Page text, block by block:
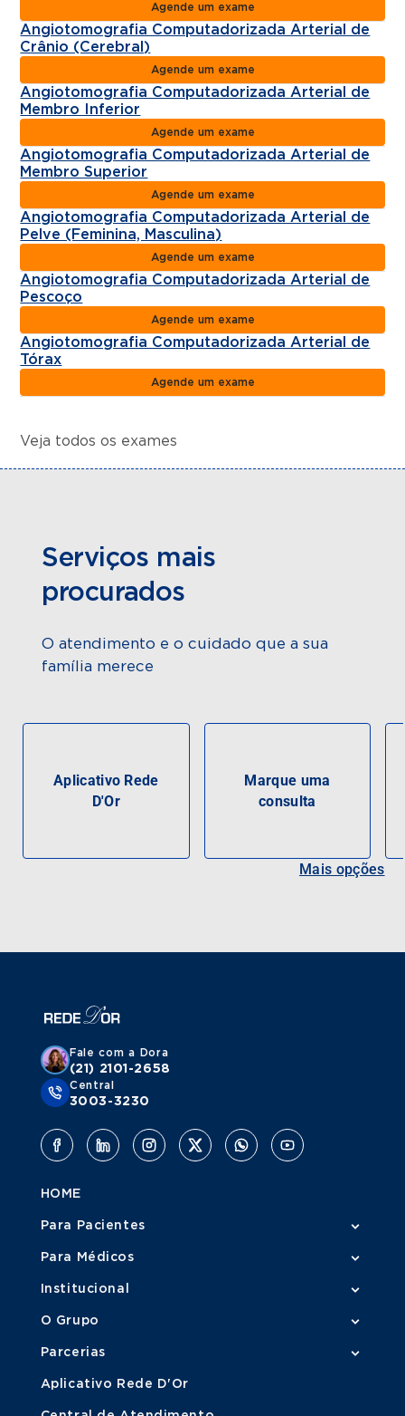
Agende um exame
Angiotomografia Computadorizada Arterial de
Crânio (Cerebral)
Agende um exame
Angiotomografia Computadorizada Arterial de
Membro Inferior
Agende um exame
Angiotomografia Computadorizada Arterial de
Membro Superior
Agende um exame
Angiotomografia Computadorizada Arterial de
Pelve (Feminina, Masculina)
Agende um exame
Angiotomografia Computadorizada Arterial de
Pescoço
Agende um exame
Angiotomografia Computadorizada Arterial de
Tórax
Agende um exame
Veja todos os exames
Serviços mais
procurados
O atendimento e o cuidado que a sua
família merece
Aplicativo Rede
D'Or
Marque uma
consulta
Mais opções
Fale com a Dora
(21) 2101-2658
Central
3003-3230
HOME
Para Pacientes
Para Médicos
Institucional
O Grupo
Parcerias
Aplicativo Rede D'Or